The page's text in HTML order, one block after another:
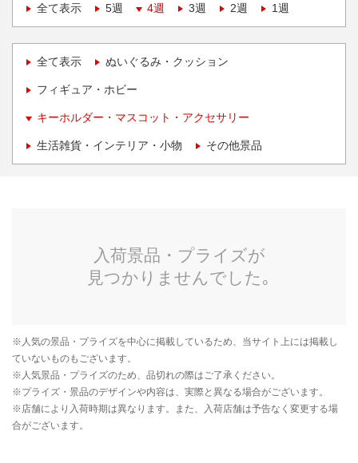
全て表示
5週 4週 3週 2週 1週
全て表示 ぬいぐるみ・クッション
フィギュア・ホビー
キーホルダー・マスコット・アクセサリー
生活雑貨・インテリア・小物 その他景品